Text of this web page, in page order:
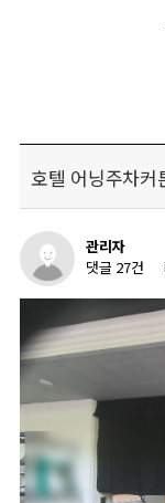
호텔 어닝주차커
관리자
댓글 27건